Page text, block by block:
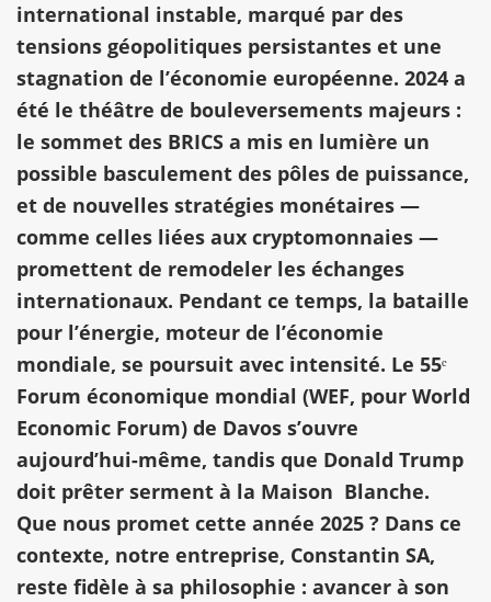
international instable, marqué par des
tensions géopolitiques persistantes et une
stagnation de l’économie européenne. 2024 a
été le théâtre de bouleversements majeurs :
le sommet des BRICS a mis en lumière un
possible basculement des pôles de puissance,
et de nouvelles stratégies monétaires —
comme celles liées aux cryptomonnaies —
promettent de remodeler les échanges
internationaux. Pendant ce temps, la bataille
pour l’énergie, moteur de l’économie
mondiale, se poursuit avec intensité. Le 55ᵉ
Forum économique mondial (WEF, pour World
Economic Forum) de Davos s’ouvre
aujourd’hui-même, tandis que Donald Trump
doit prêter serment à la Maison Blanche.
Que nous promet cette année 2025 ? Dans ce
contexte, notre entreprise, Constantin SA,
reste fidèle à sa philosophie : avancer à son